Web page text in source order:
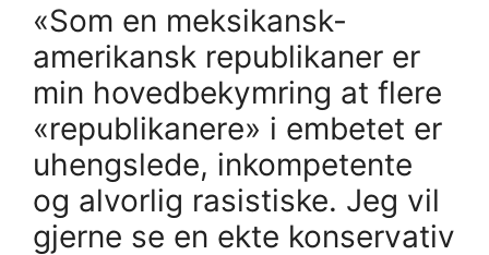
«Som en meksikansk-
amerikansk republikaner er
min hovedbekymring at flere
«republikanere» i embetet er
uhengslede, inkompetente
og alvorlig rasistiske. Jeg vil
gjerne se en ekte konservativ